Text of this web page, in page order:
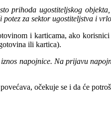
prihoda ugostiteljskog
potez za sektor ugostiteljstva i
i karticama, ako
ili kartica).
napojnice. Na prijavu
očekuje se i da će